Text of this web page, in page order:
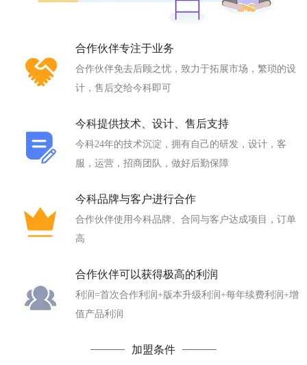
合作伙伴专注于业务
合作伙伴免去后顾之忧，致力于拓展市场，繁琐的设
计，售后交给今科即可
今科提供技术、设计、售后支持
今科24年的技术沉淀，拥有自己的研发，设计，客
服，运营，招商团队，做好后勤保障
今科品牌与客户进行合作
合作伙伴使用今科品牌、合同与客户达成项目，订单
高
合作伙伴可以获得极高的利润
利润=首次合作利润+版本升级利润+每年续费利润+增
值产品利润
加盟条件